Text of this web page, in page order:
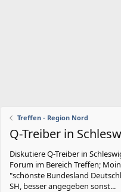
Treffen - Region Nord
Q-Treiber in
DiskutiereQ-Treiber in
Forum im Bereich Treffen;
"schönste Bundesland
SH, besser angegeben sonst...